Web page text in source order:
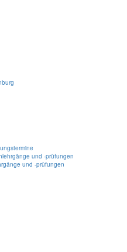
und -prüfungen
und -prüfungen